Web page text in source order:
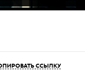
ССЫЛКУ